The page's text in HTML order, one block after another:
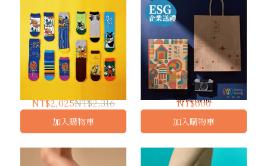
NT$2,025NT$2,316
加入購物車
舊城心故事｜老派約會快
樂襪禮盒
NT$600
加入購物車